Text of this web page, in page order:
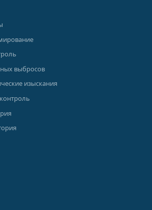
выбросов
изыскания